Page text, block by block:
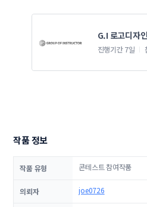
G.I 로고디자
진행기간 7일
작품 정보
작품 유형 콘테스트 참여작품
의뢰자 joe0726